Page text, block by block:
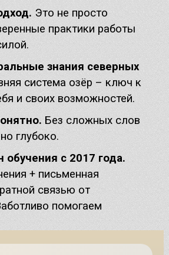
Это не просто
практики работы
знания северных
система озёр – ключ к
и своих возможностей.
Без сложных слов
глубоко.
с 2017 года.
+ письменная
связью от
помогаем